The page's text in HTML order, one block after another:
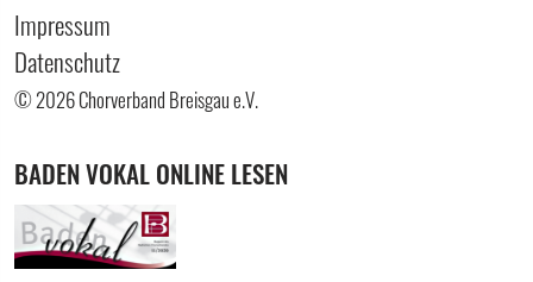
Impressum
Datenschutz
© 2026 Chorverband Breisgau e.V.
BADEN VOKAL ONLINE LESEN